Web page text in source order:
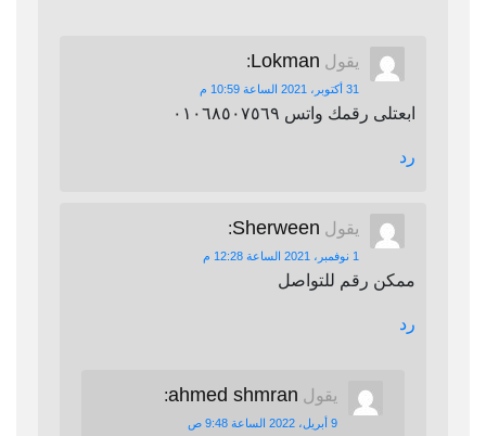
يقول Lokman
:
31 أكتوبر، 2021 الساعة 10:59 م
ابعتلى رقمك واتس ٠١٠٦٨٥٠٧٥٦٩
رد
يقول Sherween
:
1 نوفمبر، 2021 الساعة 12:28 م
ممكن رقم للتواصل
رد
يقول ahmed shmran
:
9 أبريل، 2022 الساعة 9:48 ص